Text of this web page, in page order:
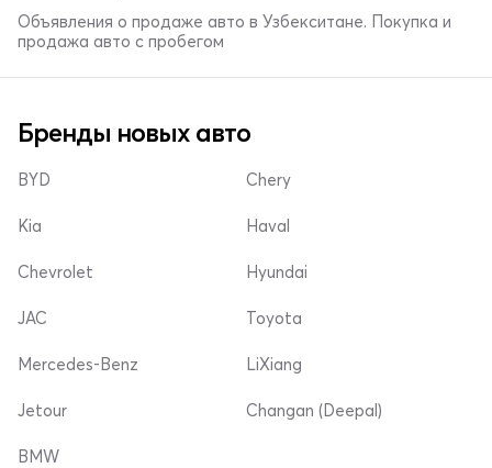
Объявления о продаже авто в Узбекситане. Покупка и
продажа авто с пробегом
Бренды новых авто
BYD
Kia
Chevrolet
Chery
Haval
Hyundai
JAC
Mercedes-Benz
Jetour
Toyota
LiXiang
Changan (Deepal)
BMW